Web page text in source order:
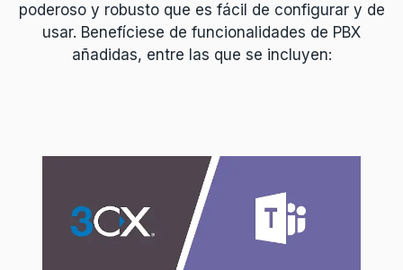
poderoso y robusto que es fácil de configurar y de
usar. Benefíciese de funcionalidades de PBX
añadidas, entre las que se incluyen: